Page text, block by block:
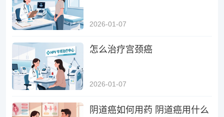
2026-01-07
怎么治疗宫颈癌
2026-01-07
阴道癌如何用药 阴道癌用什么